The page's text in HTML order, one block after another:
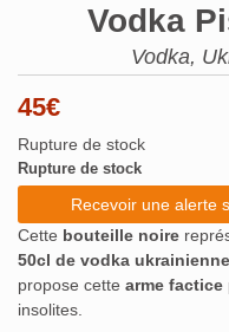
Vodka
Vodka,
45€
Rupture de stock
Rupture de stock
Recevoir une alerte
Cette bouteille noire
50cl de vodka ukrainienne
propose cette arme factice
insolites.